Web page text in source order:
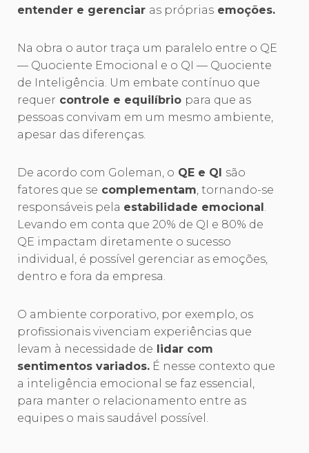
entender e gerenciar as próprias emoções.
Na obra o autor traça um paralelo entre o QE
— Quociente Emocional e o QI — Quociente
de Inteligência. Um embate contínuo que
requer controle e equilíbrio para que as
pessoas convivam em um mesmo ambiente,
apesar das diferenças.
De acordo com Goleman, o QE e QI são
fatores que se complementam, tornando-se
responsáveis pela estabilidade emocional.
Levando em conta que 20% de QI e 80% de
QE impactam diretamente o sucesso
individual, é possível gerenciar as emoções,
dentro e fora da empresa.
O ambiente corporativo, por exemplo, os
profissionais vivenciam experiências que
levam à necessidade de lidar com
sentimentos variados. É nesse contexto que
a inteligência emocional se faz essencial,
para manter o relacionamento entre as
equipes o mais saudável possível.